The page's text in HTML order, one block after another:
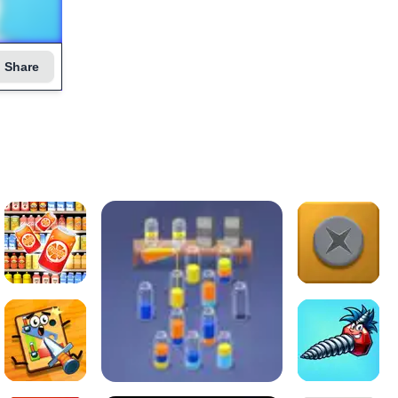
Share